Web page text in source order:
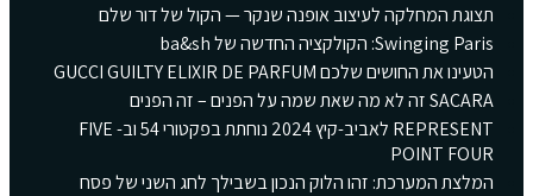
תצוגת המחלקה לעיצוב אופנה שנקר — הקול של דור שלם
Swinging Paris: הקולקציה החדשה של ba&sh
הטעינו את החושים שלכם GUCCI GUILTY ELIXIR DE PARFUM
SACARA זה לא מה שאת שמה על הפנים – זה הפנים
REPRESENT לאביב-קיץ 2024 נוחתת בפקטורי 54 וב- FIVE
POINT FOUR
המלצת המערכת: זהו הלוק הנכון בשבילך לחג השני של פסח